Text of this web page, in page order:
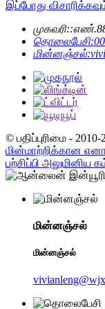
இப்போது
முகவரி::எண்.88
தொலைபேசி:
மின்னஞ்சல்:
© பதிப்புரிமை -
மின்மாற்றிக்கான
பற்சிப்பி அலுமினிய
மின்னஞ்சல்
மின்னஞ்சல்